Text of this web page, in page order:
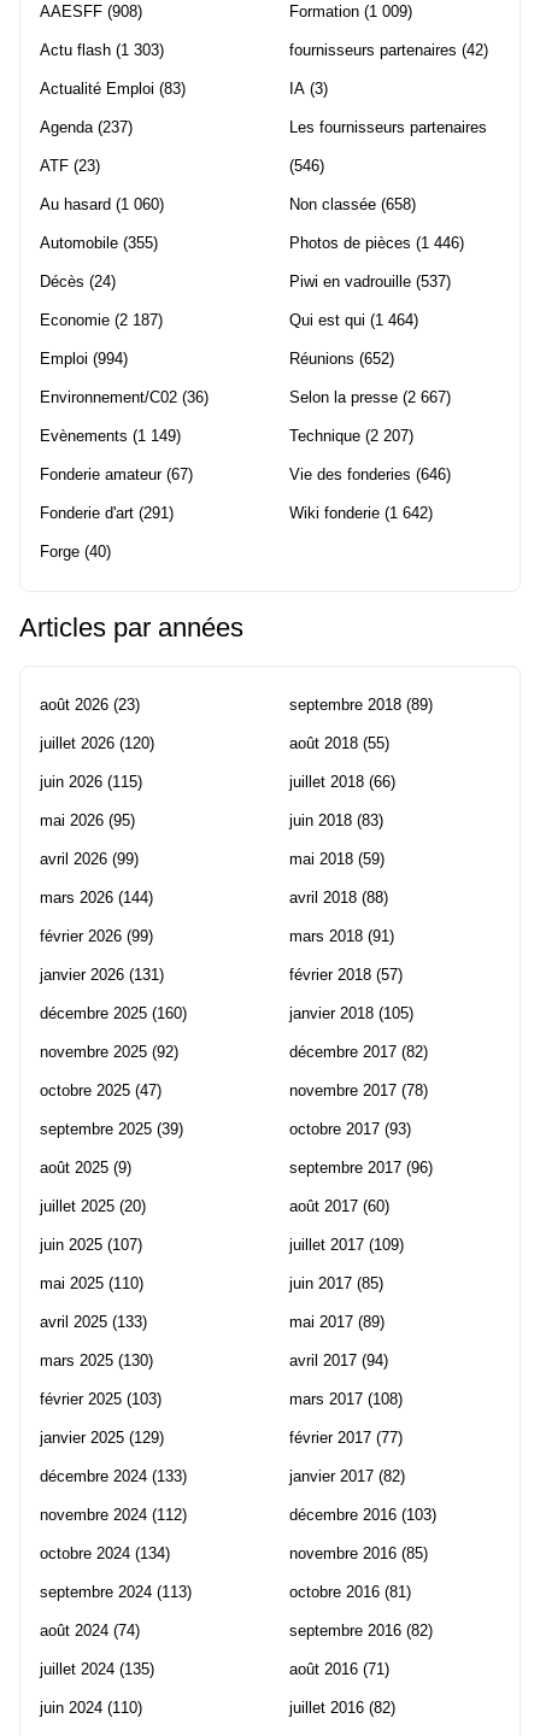
AAESFF (908)
Actu flash (1 303)
Actualité Emploi (83)
Agenda (237)
ATF (23)
Au hasard (1 060)
Automobile (355)
Décès (24)
Economie (2 187)
Emploi (994)
Environnement/C02 (36)
Evènements (1 149)
Fonderie amateur(67)
Fonderie d'art (291)
Forge (40)
Formation (1 009)
fournisseurs partenaires (42)
IA (3)
Les fournisseurs partenaires
(546)
Non classée (658)
Photos de pièces (1 446)
Piwi en vadrouille (537)
Qui est qui (1 464)
Réunions (652)
Selon la presse (2 667)
Technique (2 207)
Vie des fonderies (646)
Wiki fonderie (1 642)
Articles par années
août 2026 (23)
juillet 2026 (120)
juin 2026 (115)
mai 2026 (95)
avril 2026 (99)
mars 2026 (144)
février 2026 (99)
janvier 2026 (131)
décembre 2025 (160)
novembre 2025 (92)
octobre 2025 (47)
septembre 2025 (39)
août 2025 (9)
juillet 2025 (20)
juin 2025 (107)
mai 2025 (110)
avril 2025 (133)
mars 2025 (130)
février 2025 (103)
janvier 2025 (129)
décembre 2024 (133)
novembre 2024 (112)
octobre 2024 (134)
septembre 2024 (113)
août 2024 (74)
juillet 2024 (135)
juin 2024 (110)
septembre 2018 (89)
août 2018 (55)
juillet 2018 (66)
juin 2018 (83)
mai 2018 (59)
avril 2018 (88)
mars 2018 (91)
février 2018 (57)
janvier 2018 (105)
décembre 2017 (82)
novembre 2017 (78)
octobre 2017 (93)
septembre 2017 (96)
août 2017 (60)
juillet 2017 (109)
juin 2017 (85)
mai 2017 (89)
avril 2017 (94)
mars 2017 (108)
février 2017 (77)
janvier 2017 (82)
décembre 2016 (103)
novembre 2016 (85)
octobre 2016 (81)
septembre 2016 (82)
août 2016 (71)
juillet 2016 (82)